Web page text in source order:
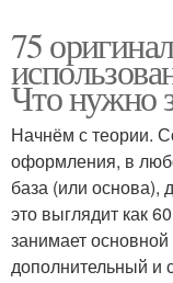
75
Что нужно
Начнём с теории.
оформления, в
база (или основа),
это выглядит как
занимает
дополнительный и